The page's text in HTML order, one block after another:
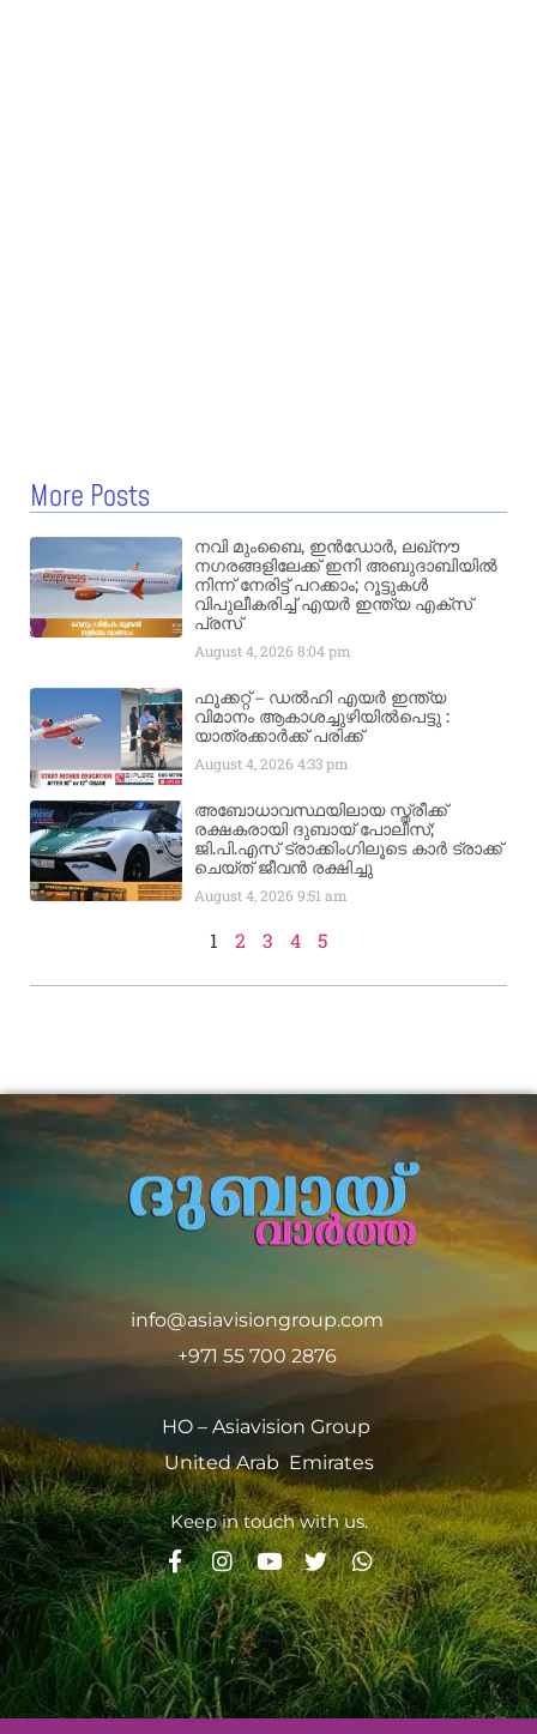
More Posts
നവി മുംബൈ, ഇൻഡോർ, ലഖ്നൗ
നഗരങ്ങളിലേക്ക് ഇനി അബുദാബിയിൽ
നിന്ന് നേരിട്ട് പറക്കാം; റൂട്ടുകൾ
വിപുലീകരിച്ച് എയർ ഇന്ത്യ എക്സ്
പ്രസ്
August 4, 20268:04 pm
ഫൂക്കറ്റ് – ഡൽഹി എയര്‍ ഇന്ത്യ
വിമാനം ആകാശച്ചുഴിയില്‍പെട്ടു :
യാത്രക്കാര്‍ക്ക് പരിക്ക്
August 4, 20264:33 pm
അബോധാവസ്ഥയിലായ സ്ത്രീക്ക്
രക്ഷകരായി ദുബായ് പോലീസ്;
ജി.പി.എസ് ട്രാക്കിംഗിലൂടെ കാർ ട്രാക്ക്
ചെയ്ത് ജീവൻ രക്ഷിച്ചു
August 4, 20269:51 am
1 2 3 4 5
info@asiavisiongroup.com
+971 55 700 2876
HO – Asiavision Group
United Arab Emirates
Keep in touch with us.